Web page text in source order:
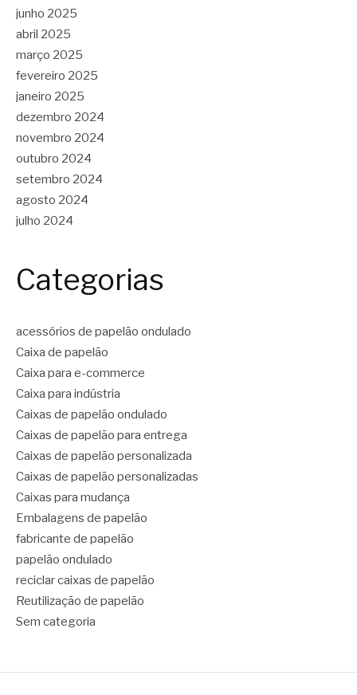
junho 2025
abril 2025
março 2025
fevereiro 2025
janeiro 2025
dezembro 2024
novembro 2024
outubro 2024
setembro 2024
agosto 2024
julho 2024
Categorias
acessórios de papelão ondulado
Caixa de papelão
Caixa para e-commerce
Caixa para indústria
Caixas de papelão ondulado
Caixas de papelão para entrega
Caixas de papelão personalizada
Caixas de papelão personalizadas
Caixas para mudança
Embalagens de papelão
fabricante de papelão
papelão ondulado
reciclar caixas de papelão
Reutilização de papelão
Sem categoria